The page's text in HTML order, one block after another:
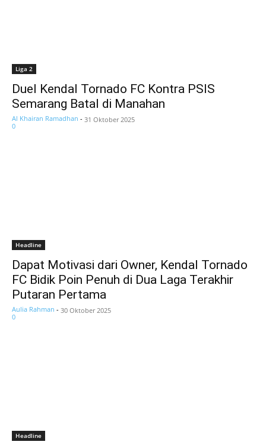
Liga 2
Duel Kendal Tornado FC Kontra PSIS
Semarang Batal di Manahan
Al Khairan Ramadhan - 31 Oktober 2025
0
Headline
Dapat Motivasi dari Owner, Kendal Tornado
FC Bidik Poin Penuh di Dua Laga Terakhir
Putaran Pertama
Aulia Rahman - 30 Oktober 2025
0
Headline